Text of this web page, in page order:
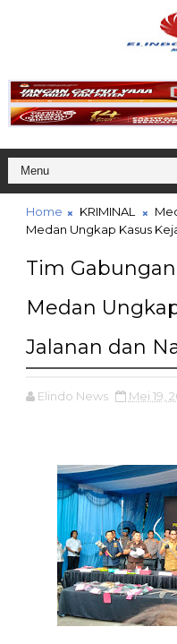
Home KRIMINAL
Medan Ungkap Kasus
Tim
Medan
Jalanan dan
Elindo News Mei 19,